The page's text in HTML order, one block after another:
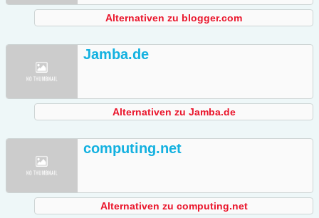
Alternativen zu blogger.com
Jamba.de
Alternativen zu Jamba.de
computing.net
Alternativen zu computing.net